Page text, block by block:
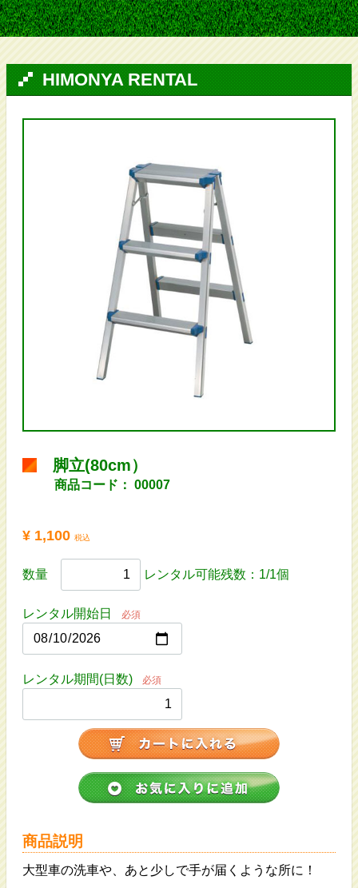
HIMONYA RENTAL
脚立(80cm）
商品コード： 00007
¥ 1,100 税込
数量 レンタル可能残数：1/1個
レンタル開始日 必須
レンタル期間(日数) 必須
商品説明
大型車の洗車や、あと少しで手が届くような所に！